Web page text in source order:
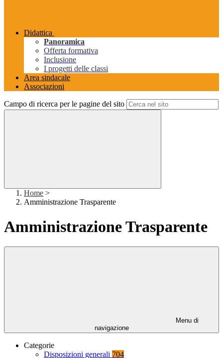
Didattica
Panoramica
Offerta formativa
Inclusione
I progetti delle classi
Area sindacale
Associazioni
Campo di ricerca per le pagine del sito
Home >
Amministrazione Trasparente
Amministrazione Trasparente
Menu di
navigazione
Categorie
Disposizioni generali 704